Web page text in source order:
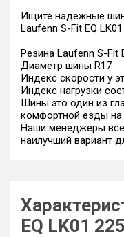
Ищите надежные
Laufenn S-Fit EQ LK01
Резина Laufenn S-Fit
Диаметр шины R17
Индекс скорости у
Индекс нагрузки
Шины это один из
комфортной езды на
Наши менеджеры
наилучший вариант
EQ LK01